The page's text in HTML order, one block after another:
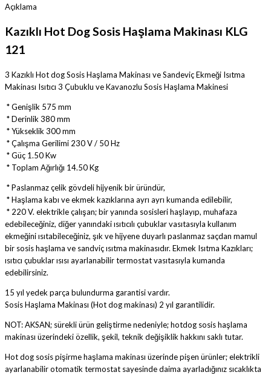
Açıklama
Kazıklı Hot Dog Sosis Haşlama Makinası KLG
121
3 Kazıklı Hot dog Sosis Haşlama Makinası ve Sandeviç Ekmeği Isıtma
Makinası Isıtıcı 3 Çubuklu ve Kavanozlu Sosis Haşlama Makinesi
* Genişlik 575 mm
* Derinlik 380 mm
* Yükseklik 300 mm
* Çalışma Gerilimi 230 V / 50 Hz
* Güç 1.50 Kw
* Toplam Ağırlığı 14.50 Kg
* Paslanmaz çelik gövdeli hijyenik bir üründür,
* Haşlama kabı ve ekmek kazıklarına ayrı ayrı kumanda edilebilir,
* 220 V. elektrikle çalışan; bir yanında sosisleri haşlayıp, muhafaza
edebileceğiniz, diğer yanındaki ısıtıcılı çubuklar vasıtasıyla kullanım
ekmeğini ısıtabileceğiniz, şık ve hijyene duyarlı paslanmaz saçdan mamul
bir sosis haşlama ve sandviç ısıtma makinasıdır. Ekmek Isıtma Kazıkları;
ısıtıcı çubuklar ısısı ayarlanabilir termostat vasıtasıyla kumanda
edebilirsiniz.
15 yıl yedek parça bulundurma garantisi vardır.
Sosis Haşlama Makinası (Hot dog makinası) 2 yıl garantilidir.
NOT: AKSAN; sürekli ürün geliştirme nedeniyle; hotdog sosis haşlama
makinası üzerindeki özellik, şekil, teknik değişiklik hakkını saklı tutar.
Hot dog sosis pişirme haşlama makinası üzerinde pişen ürünler; elektrikli
ayarlanabilir otomatik termostat sayesinde daima ayarladığınız sıcaklıkta